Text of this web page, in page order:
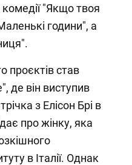
комедії "Якщо твоя
години", а
проєктів став
де він виступив
з Елісон Брі в
про жінку, яка
в Італії. Однак